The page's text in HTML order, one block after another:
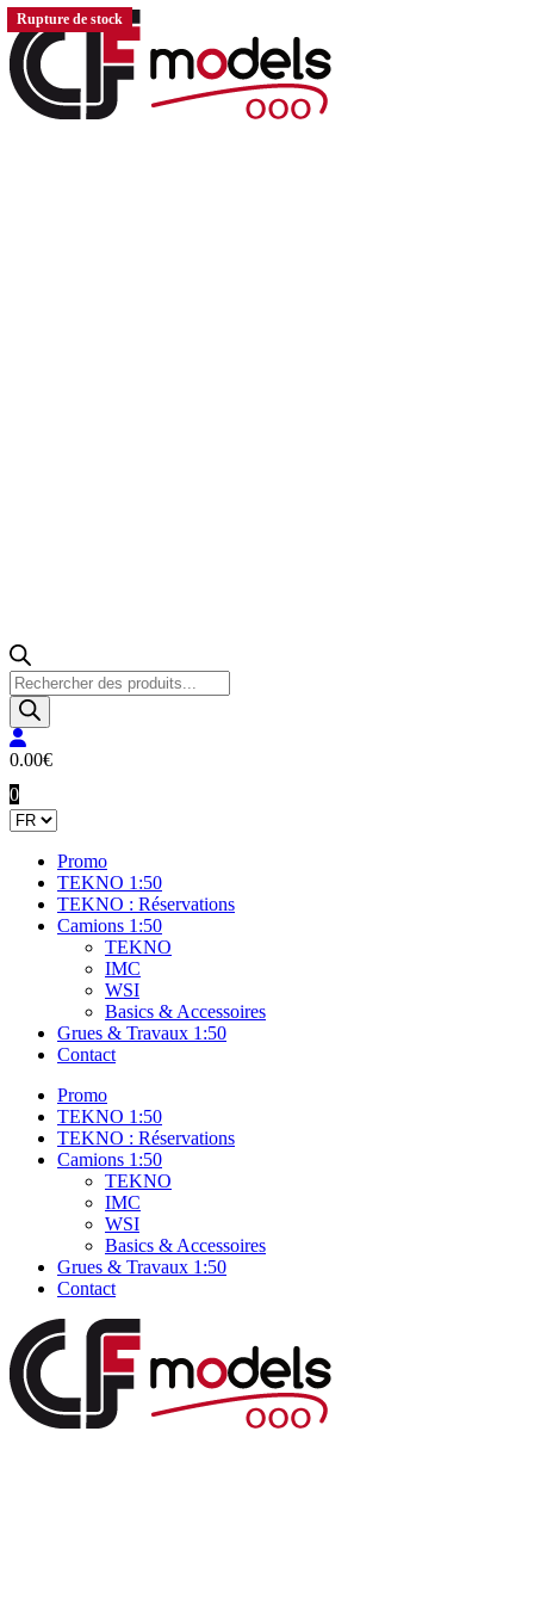
Recherche
de
produits
0.00€
0
Promo
TEKNO 1:50
TEKNO : Réservations
Camions 1:50
TEKNO
IMC
WSI
Basics & Accessoires
Grues & Travaux 1:50
Contact
Promo
TEKNO 1:50
TEKNO : Réservations
Camions 1:50
TEKNO
IMC
WSI
Basics & Accessoires
Grues & Travaux 1:50
Contact
Rupture de stock